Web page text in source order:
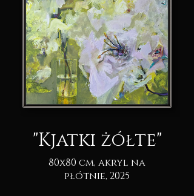
"Kjatki żółte"
80x80 cm, akryl na
płótnie, 2025